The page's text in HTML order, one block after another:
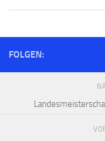
FOLGEN: